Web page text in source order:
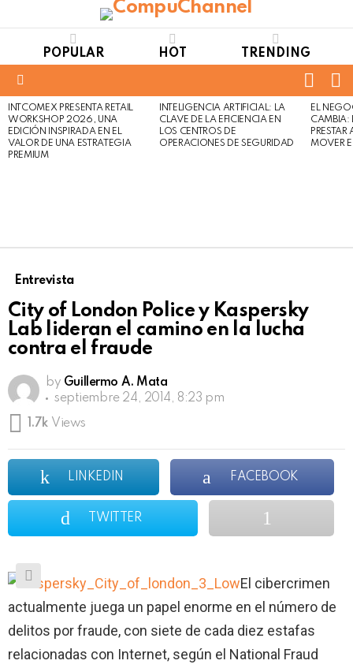
POPULAR HOT TRENDING
LATEST
STORIES
INTCOMEX PRESENTA RETAIL
WORKSHOP 2026, UNA
EDICIÓN INSPIRADA EN EL
VALOR DE UNA ESTRATEGIA
PREMIUM
INTELIGENCIA ARTIFICIAL: LA
CLAVE DE LA EFICIENCIA EN
LOS CENTROS DE
OPERACIONES DE SEGURIDAD
EL
CAMBIA:
MOVER
Entrevista
City of London Police y Kaspersky
Lab lideran el camino en la lucha
contra el fraude
by Guillermo A. Mata
septiembre 24, 2014, 8:23 pm
1.7k Views
LINKEDIN FACEBOOK
TWITTER
El cibercrimen
actualmente juega un papel enorme en el número de
delitos por fraude, con siete de cada diez estafas
relacionadas con Internet, según el National Fraud